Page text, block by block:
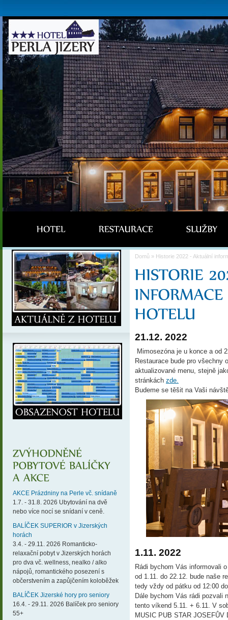
AKCE Prázdniny na Perle vč. snídaně
1.7. - 31.8. 2026 Ubytování na dvě
nebo více nocí se snídaní v ceně.
BALÍČEK SUPERIOR v Jizerských
horách
3.4. - 29.11. 2026 Romanticko-
relaxační pobyt v Jizerských horách
pro dva vč. wellness, nealko / alko
nápojů, romantického posezení s
občerstvením a zapůjčením koloběžek
BALÍČEK Jizerské hory pro seniory
16.4. - 29.11. 2026 Balíček pro seniory
55+
Domů » Historie 2022 - Aktuální
21.12. 2022
Mimosezóna je u konce a od
Restaurace bude pro všechny
aktualizované menu, stejně
stránkách zde.
Budeme se těšit na Vaši
1.11. 2022
Rádi bychom Vás informovali
od 1.11. do 22.12. bude naše
tedy vždy od pátku od 12:00
Dále bychom Vás rádi pozvali
tento víkend 5.11. + 6.11. V
MUSIC PUB STAR JOSEFŮV